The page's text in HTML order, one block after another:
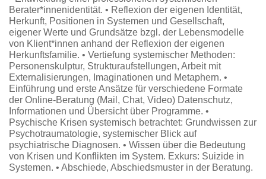
Berater*innenidentität. • Reflexion der eigenen Identität,
Herkunft, Positionen in Systemen und Gesellschaft,
eigener Werte und Grundsätze bzgl. der Lebensmodelle
von Klient*innen anhand der Reflexion der eigenen
Herkunftsfamilie. • Vertiefung systemischer Methoden:
Personenskulptur, Strukturaufstellungen, Arbeit mit
Externalisierungen, Imaginationen und Metaphern. •
Einführung und erste Ansätze für verschiedene Formate
der Online-Beratung (Mail, Chat, Video) Datenschutz,
Informationen und Übersicht über Programme. •
Psychische Krisen systemisch betrachtet: Grundwissen zur
Psychotraumatologie, systemischer Blick auf
psychiatrische Diagnosen. • Wissen über die Bedeutung
von Krisen und Konflikten im System. Exkurs: Suizide in
Systemen. • Abschiede, Abschiedsmuster in der Beratung.